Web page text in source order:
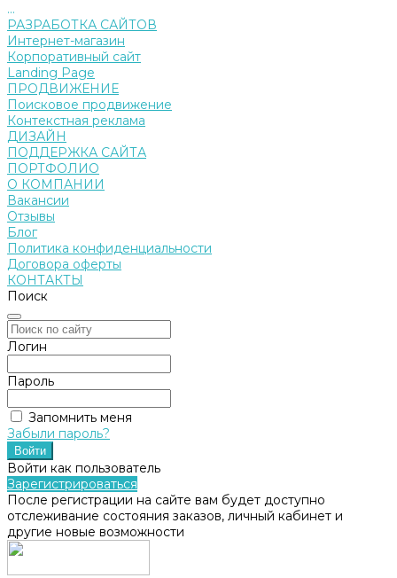
...
РАЗРАБОТКА САЙТОВ
Интернет-магазин
Корпоративный сайт
Landing Page
ПРОДВИЖЕНИЕ
Поисковое продвижение
Контекстная реклама
ДИЗАЙН
ПОДДЕРЖКА САЙТА
ПОРТФОЛИО
О КОМПАНИИ
Вакансии
Отзывы
Блог
Политика конфиденциальности
Договора оферты
КОНТАКТЫ
Поиск
Логин
Пароль
Запомнить меня
Забыли пароль?
Войти как пользователь
Зарегистрироваться
После регистрации на сайте вам будет доступно
отслеживание состояния заказов, личный кабинет и
другие новые возможности